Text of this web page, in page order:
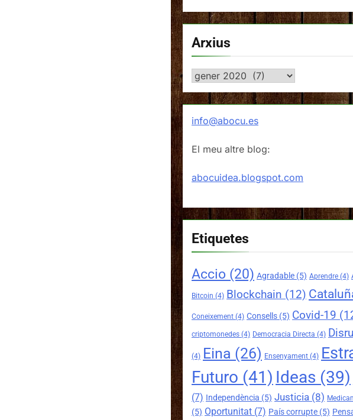
Arxius
Arxius
info@abocu.es
El meu altre blog:
abocuidea.blogspot.com
Etiquetes
Accio(20) Agradable(5) Aprendre(4)
Bitcoin(4) Blockchain(12)
Coneixement(4) Consells(5) Covid-19
criptomonedes(4) Democracia Directa(4)
(4) Eina(26) Ensenyament(4)
Futuro(41)Ideas(39)
(7) Independència(5) Justicia(8)
(5) Oportunitat(7) País corrupte(5)